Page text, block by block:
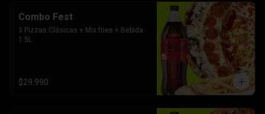
Combo Fest
3 Pizzas Clásicas + Mix fries + Bebida
1.5L
$29.990